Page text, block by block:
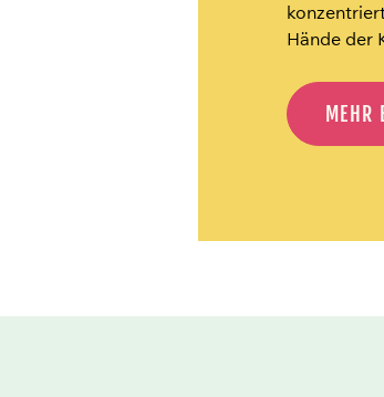
Hände der
MEHR